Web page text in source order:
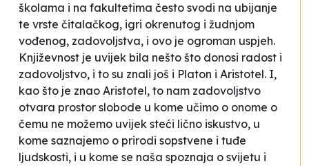
školama i na fakultetima često svodi na ubijanje
te vrste čitalačkog, igri okrenutog i žudnjom
vođenog, zadovoljstva, i ovo je ogroman uspjeh.
Književnost je uvijek bila nešto što donosi radost i
zadovoljstvo, i to su znali još i Platon i Aristotel. I,
kao što je znao Aristotel, to nam zadovoljstvo
otvara prostor slobode u kome učimo o onome o
čemu ne možemo uvijek steći lično iskustvo, u
kome saznajemo o prirodi sopstvene i tuđe
ljudskosti, i u kome se naša spoznaja o svijetu i